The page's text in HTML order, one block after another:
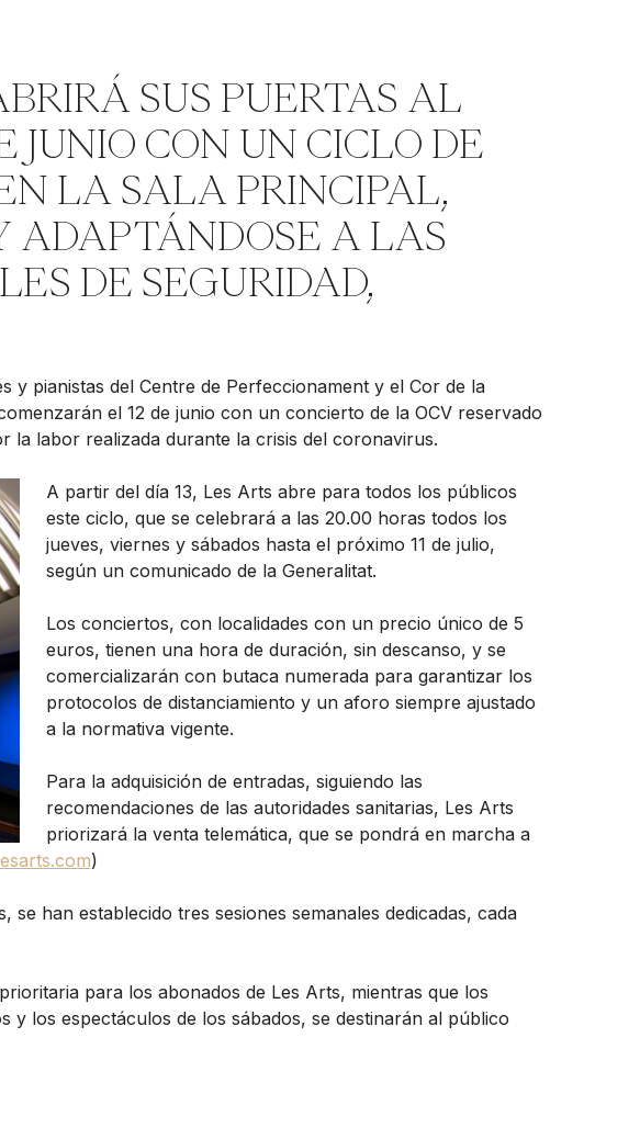
SUS PUERTAS AL
JUNIO CON UN CICLO DE
LA SALA PRINCIPAL,
ADAPTÁNDOSE A LAS
DE SEGURIDAD,
y pianistas del Centre de Perfeccionament y el Cor de la
el 12 de junio con un concierto de la OCV reservado
la labor realizada durante la crisis del coronavirus.
A partir del día 13, Les Arts abre para todos los públicos
este ciclo, que se celebrará a las 20.00 horas todos los
jueves, viernes y sábados hasta el próximo 11 de julio,
según un comunicado de la Generalitat.
Los conciertos, con localidades con un precio único de 5
euros, tienen una hora de duración, sin descanso, y se
comercializarán con butaca numerada para garantizar los
protocolos de distanciamiento y un aforo siempre ajustado
a la normativa vigente.
Para la adquisición de entradas, siguiendo las
recomendaciones de las autoridades sanitarias, Les Arts
priorizará la venta telemática, que se pondrá en marcha a
)
han establecido tres sesiones semanales dedicadas, cada
para los abonados de Les Arts, mientras que los
los espectáculos de los sábados, se destinarán al público